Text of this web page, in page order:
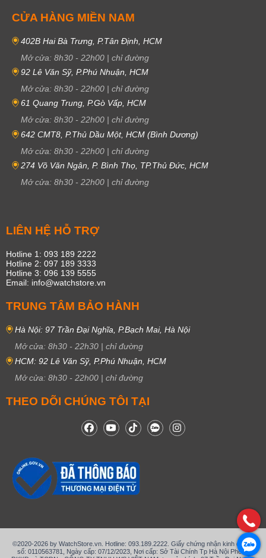
CỬA HÀNG MIỀN NAM
402B Hai Bà Trưng, P.Tân Định, HCM
Mở cửa: 8h30 - 22h00 | chỉ đường
92 Lê Văn Sỹ, P.Phú Nhuận, HCM
Mở cửa: 8h30 - 22h00 | chỉ đường
61 Quang Trung, P.Gò Vấp, HCM
Mở cửa: 8h30 - 22h00 | chỉ đường
642 CMT8, P.Thủ Dầu Một, HCM (Bình Dương)
Mở cửa: 8h30 - 22h00 | chỉ đường
274 Võ Văn Ngân, P. Bình Thọ, TP.Thủ Đức, HCM
Mở cửa: 8h30 - 22h00 | chỉ đường
LIÊN HỆ HỖ TRỢ
Hotline 1: 093 189 2222
Hotline 2: 097 189 3333
Hotline 3: 096 139 5555
Email: info@watchstore.vn
TRUNG TÂM BẢO HÀNH
Hà Nội: 97 Trần Đại Nghĩa, P.Bạch Mai, Hà Nội
Mở cửa: 8h30 - 22h30 | chỉ đường
HCM: 92 Lê Văn Sỹ, P.Phú Nhuận, HCM
Mở cửa: 8h30 - 22h00 | chỉ đường
THEO DÕI CHÚNG TÔI TẠI
©2020-2026 by WatchStore.vn. Hotline: 093.189.2222. Giấy chứng nhận kinh doanh
số: 0110563781, Ngày cấp: 07/12/2023, Nơi cấp: Sở Tài Chính Tp Hà Nội Phòng